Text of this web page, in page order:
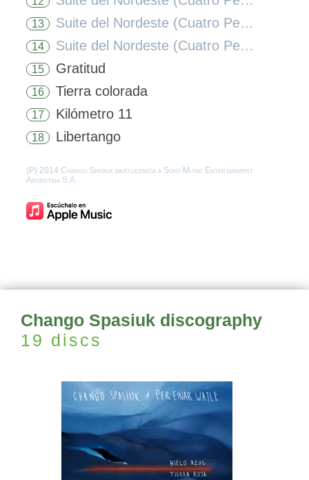
13 Suite del Nordeste (Cuatro Pequeños Movimientos): Movimiento 3, Cadencia
14 Suite del Nordeste (Cuatro Pequeños Movimientos): Movimiento 4, Fuga
15 Gratitud
16 Tierra colorada
17 Kilómetro 11
18 Libertango
(P) 2014 Chango Spasiuk bajo licencia a Sony Music Entertainment
Argentina S.A.
Chango Spasiuk discography
19 discs